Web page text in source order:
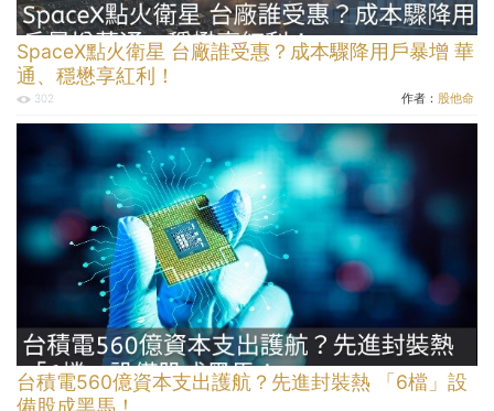
SpaceX點火衛星 台廠誰受惠？成本驟降用戶暴增 華
通、穩懋享紅利！
302 作者： 股他命
台積電560億資本支出護航？先進封裝熱 「6檔」設
備股成黑馬！